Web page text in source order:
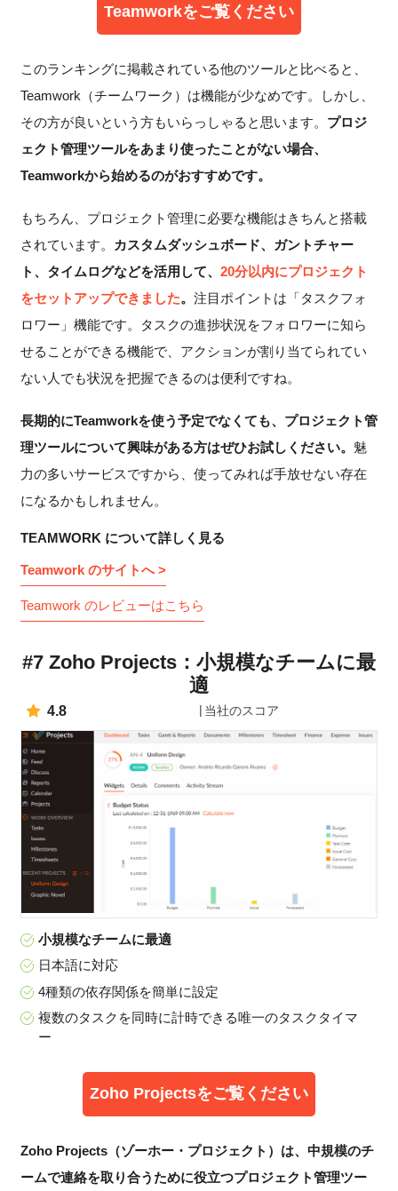
Teamworkをご覧ください
このランキングに掲載されている他のツールと比べると、
Teamwork（チームワーク）は機能が少なめです。しかし、
その方が良いという方もいらっしゃると思います。 プロジ
ェクト管理ツールをあまり使ったことがない場合、
Teamworkから始めるのがおすすめです。
もちろん、プロジェクト管理に必要な機能はきちんと搭載
されています。
カスタムダッシュボード、ガントチャー
ト、タイムログなどを活用して、 20分以内にプロジェクト
をセットアップできました。 注目ポイントは「タスクフォ
ロワー」機能です。タスクの進捗状況をフォロワーに知ら
せることができる機能で、アクションが割り当てられてい
ない人でも状況を把握できるのは便利ですね。
長期的にTeamworkを使う予定でなくても、プロジェクト管
理ツールについて興味がある方はぜひお試しください。 魅
力の多いサービスですから、使ってみれば手放せない存在
になるかもしれません。
TEAMWORK について詳しく見る
Teamwork のサイトへ >
Teamwork のレビューはこちら
#7 Zoho Projects：小規模なチームに最
適
4.8 当社のスコア
小規模なチームに最適
日本語に対応
4種類の依存関係を簡単に設定
複数のタスクを同時に計時できる唯一のタスクタイマ
ー
Zoho Projectsをご覧ください
Zoho Projects（ゾーホー・プロジェクト）は、中規模のチ
ームで連絡を取り合うために役立つプロジェクト管理ツー